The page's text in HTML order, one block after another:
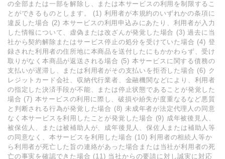
の全部または⼀部を解除し、または本サービスの利⽤を制限するこ
とができるものとします。 (1) 利⽤者が本規約のいずれかの条項に
違反した場合 (2) 本サービスの利⽤申込みにあたり、利⽤者が⼊⼒
した情報について、虚偽または改ざんが発覚した場合 (3) 過去に当
社から契約解除またはサービス停⽌の処分を受けていた場合 (4) 登
録された利⽤者の住所地に本商品を送付したにもかかわらず、受け
取りがなく本商品が返送される場合 (5) 本サービスに関する債務の
⽀払いが遅滞し、または利⽤者がその⽀払いを拒否した場合 (6) ク
レジットカード会社、収納代⾏業者、⾦融機関などにより、利⽤者
の指定した決済⼿段が不能、または停⽌状態であることが発覚した
場合 (7) 本サービスの利⽤に際し、破損や紛失が度重なるなど悪質
と判断される⾏為が発覚した場合 (8) 未成年者が法定代理⼈の同意
なく本サービスを利⽤したことが発覚した場合 (9) 成年被後⾒⼈、
被保佐⼈、または被補助⼈が、成年後⾒⼈、保佐⼈または補助⼈等
の同意なく、本サービスを利⽤した場合 (10) 利⽤者の相続⼈等か
ら利⽤者が死亡した旨の連絡があった場合または当社が利⽤者の死
亡の事実を確認できた場合 (11) 当社からの要請に対し誠実に対応